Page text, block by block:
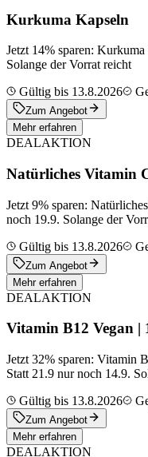
Kurkuma Kapseln
Jetzt 14% sparen:
Solange der Vorrat reicht
Gültig bis 13.8.2026
Zum Angebot
Mehr erfahren
DEALAKTION
Natürliches Vitamin
Jetzt 9% sparen:
noch 19.9. Solange der
Gültig bis 13.8.2026
Zum Angebot
Mehr erfahren
DEALAKTION
Vitamin B12 Vegan |
Jetzt 32% sparen: Vitamin
Statt 21.9 nur noch 14.9.
Gültig bis 13.8.2026
Zum Angebot
Mehr erfahren
DEALAKTION